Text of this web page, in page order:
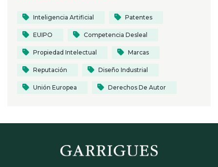
Inteligencia Artificial Patentes
EUIPO Competencia Desleal
Propiedad Intelectual Marcas
Reputación Diseño Industrial
Unión Europea Derechos De Autor